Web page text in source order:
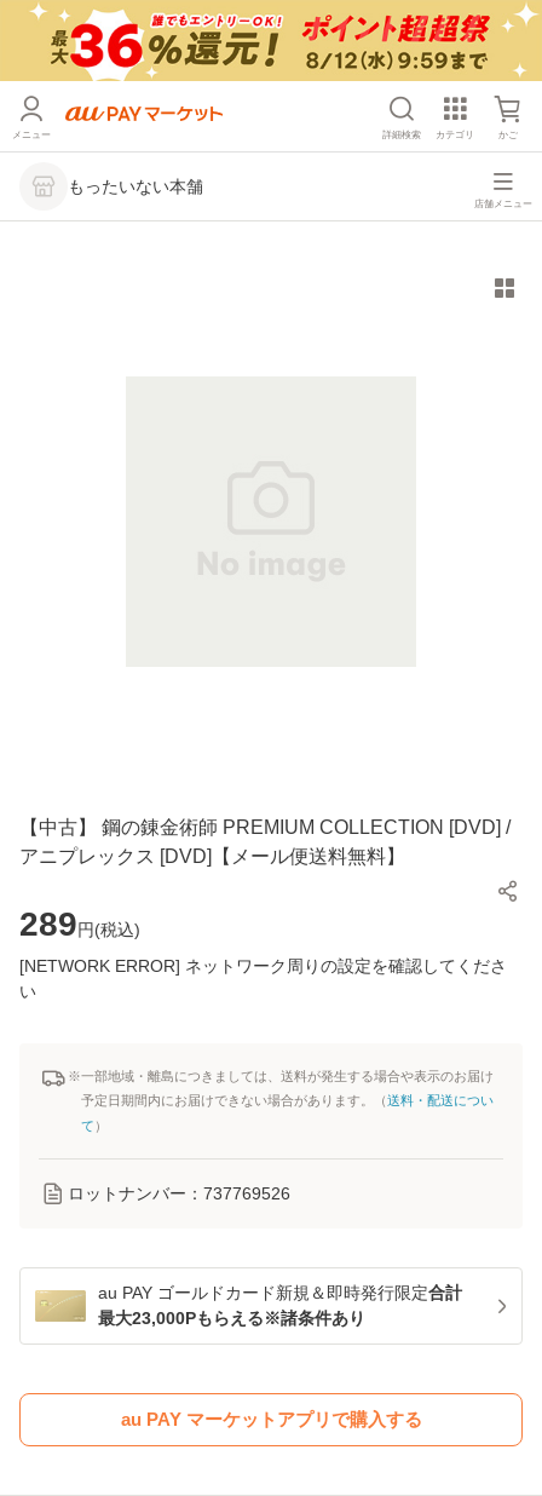
メニュー 詳細検索 カテゴリ かご
もったいない本舗
店舗メニュー
【中古】 鋼の錬金術師 PREMIUM COLLECTION [DVD] /
アニプレックス [DVD]【メール便送料無料】
289円(税込)
[NETWORK ERROR] ネットワーク周りの設定を確認してくださ
い
※一部地域・離島につきましては、送料が発生する場合や表示のお届け
予定日期間内にお届けできない場合があります。（送料・配送につい
て ）
ロットナンバー： 737769526
au PAY ゴールドカード新規＆即時発行限定合計
最大23,000Pもらえる※諸条件あり
au PAY マーケットアプリで購入する